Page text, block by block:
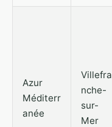
Azur
Méditerr
anée
Villefra
nche-
sur-
Mer